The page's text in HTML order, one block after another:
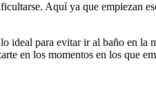
Aquí ya que empiezan
ideal para evitar ir al baño en la
en los momentos en los que